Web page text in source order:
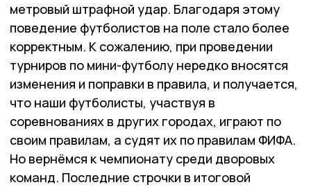
метровый штрафной удар. Благодаря этому
поведение футболистов на поле стало более
корректным. К сожалению, при проведении
турниров по мини-футболу нередко вносятся
изменения и поправки в правила, и получается,
что наши футболисты, участвуя в
соревнованиях в других городах, играют по
своим правилам, а судят их по правилам ФИФА.
Но вернёмся к чемпионату среди дворовых
команд. Последние строчки в итоговой